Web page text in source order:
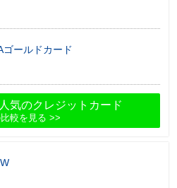
ゴールドカード
気のクレジットカード
比較を見る